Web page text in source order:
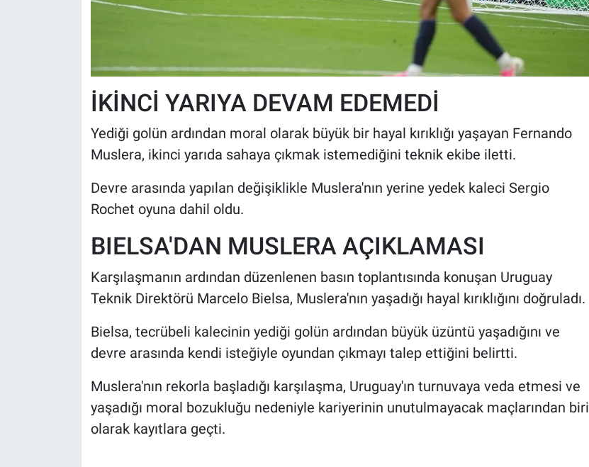
İKİNCİ YARIYA DEVAM EDEMEDİ
Yediği golün ardından moral olarak büyük bir hayal kırıklığı yaşayan Fernando
Muslera, ikinci yarıda sahaya çıkmak istemediğini teknik ekibe iletti.
Devre arasında yapılan değişiklikle Muslera'nın yerine yedek kaleci Sergio
Rochet oyuna dahil oldu.
BIELSA'DAN MUSLERA AÇIKLAMASI
Karşılaşmanın ardından düzenlenen basın toplantısında konuşan Uruguay
Teknik Direktörü Marcelo Bielsa, Muslera'nın yaşadığı hayal kırıklığını doğruladı.
Bielsa, tecrübeli kalecinin yediği golün ardından büyük üzüntü yaşadığını ve
devre arasında kendi isteğiyle oyundan çıkmayı talep ettiğini belirtti.
Muslera'nın rekorla başladığı karşılaşma, Uruguay'ın turnuvaya veda etmesi ve
yaşadığı moral bozukluğu nedeniyle kariyerinin unutulmayacak maçlarından biri
olarak kayıtlara geçti.